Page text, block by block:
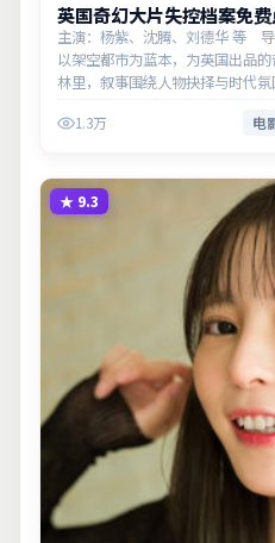
英国奇幻大片失控档案免
主演：杨紫、沈腾、刘德华 等
以架空都市为蓝本，为英国出品
林里，叙事围绕人物抉择与时代
1.3万 电
★ 9.3